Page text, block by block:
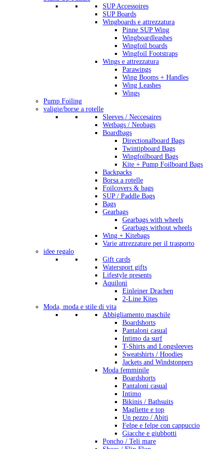
SUP Accessoires
SUP Boards
Wingboards e attrezzatura
Pinne SUP Wing
Wingboardleashes
Wingfoil boards
Wingfoil Footstraps
Wings e attrezzatura
Parawings
Wing Booms + Handles
Wing Leashes
Wings
Pump Foiling
valigie/borse a rotelle
Sleeves / Neccesaires
Wetbags / Neobags
Boardbags
Directionalboard Bags
Twintipboard Bags
Wingfoilboard Bags
Kite + Pump Foilboard Bags
Backpacks
Borsa a rotelle
Foilcovers & bags
SUP / Paddle Bags
Bags
Gearbags
Gearbags with wheels
Gearbags without wheels
Wing + Kitebags
Varie attrezzature per il trasporto
idee regalo
Gift cards
Watersport gifts
Lifestyle presents
Aquiloni
Einleiner Drachen
2-Line Kites
Moda, moda e stile di vita
Abbigliamento maschile
Boardshorts
Pantaloni casual
Intimo da surf
T-Shirts and Longsleeves
Sweatshirts / Hoodies
Jackets and Windstoppers
Moda femminile
Boardshorts
Pantaloni casual
Intimo
Bikinis / Bathsuits
Magliette e top
Un pezzo / Abiti
Felpe e felpe con cappuccio
Giacche e giubbotti
Poncho / Teli mare